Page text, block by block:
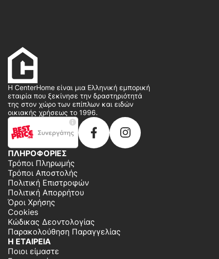
Η CenterHome είναι μια Ελληνική εμπορική
εταιρία που ξεκίνησε την δραστηριότητά
της στον χώρο των επίπλων και ειδών
οικιακής χρήσεως το 1996.
ΠΛΗΡΟΦΟΡΙΕΣ
Τρόποι Πληρωμής
Τρόποι Αποστολής
Πολιτική Επιστροφών
Πολιτική Απορρήτου
Όροι Χρήσης
Cookies
Κώδικας Δεοντολογίας
Παρακολούθηση Παραγγελίας
Η ΕΤΑΙΡΕΙΑ
Ποιοι είμαστε